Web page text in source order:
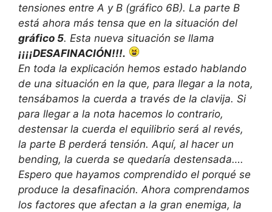
tensiones entre A y B (gráfico 6B). La parte B
está ahora más tensa que en la situación del
gráfico 5. Esta nueva situación se llama
¡¡¡¡DESAFINACIÓN!!!.
En toda la explicación hemos estado hablando
de una situación en la que, para llegar a la nota,
tensábamos la cuerda a través de la clavija. Si
para llegar a la nota hacemos lo contrario,
destensar la cuerda el equilibrio será al revés,
la parte B perderá tensión. Aquí, al hacer un
bending, la cuerda se quedaría destensada….
Espero que hayamos comprendido el porqué se
produce la desafinación. Ahora comprendamos
los factores que afectan a la gran enemiga, la